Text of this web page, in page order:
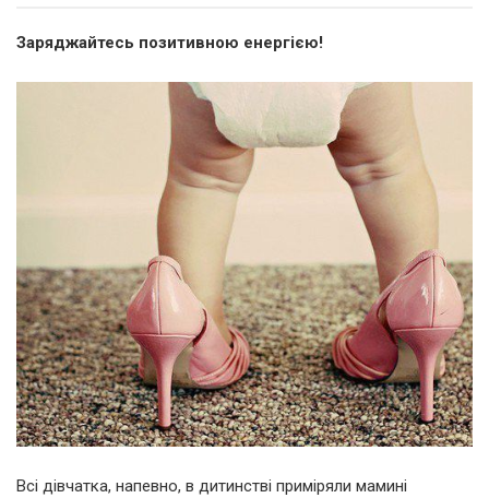
Заряджайтесь позитивною енергією!
Всі дівчатка, напевно, в дитинстві приміряли мамині